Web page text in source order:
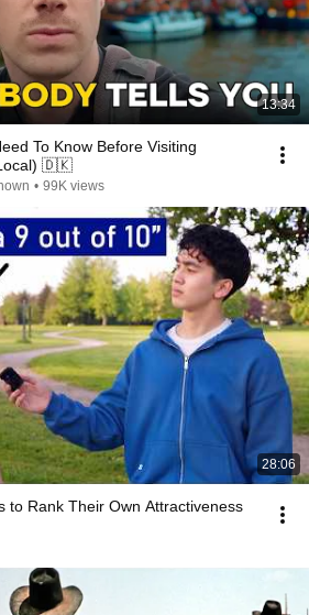
13:34
To Know Before Visiting
🇩🇰
• 99K views
28:06
to Rank Their Own Attractiveness